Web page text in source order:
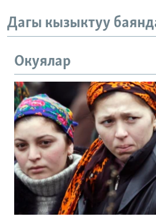
Дагы кызыктуу
Окуялар